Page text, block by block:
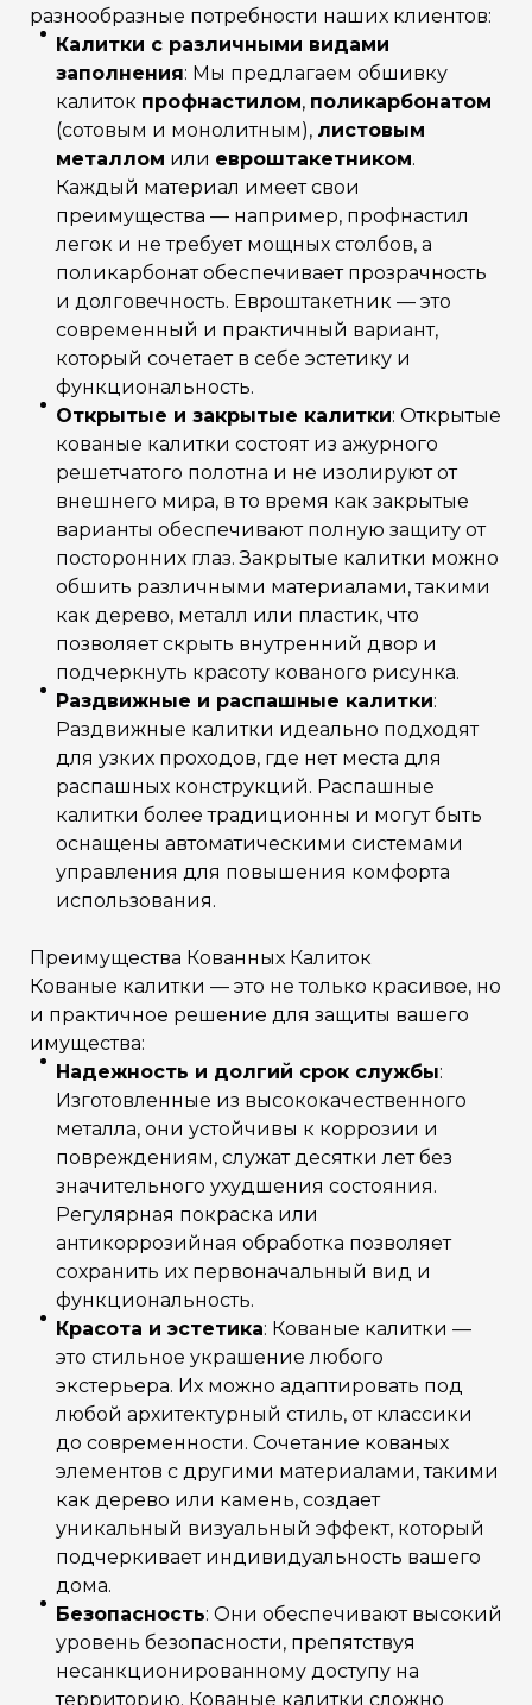
разнообразные потребности наших клиентов:
Калитки с различными видами
заполнения: Мы предлагаем обшивку
калиток профнастилом, поликарбонатом
(сотовым и монолитным), листовым
металлом или евроштакетником.
Каждый материал имеет свои
преимущества — например, профнастил
легок и не требует мощных столбов, а
поликарбонат обеспечивает прозрачность
и долговечность. Евроштакетник — это
современный и практичный вариант,
который сочетает в себе эстетику и
функциональность.
Открытые и закрытые калитки: Открытые
кованые калитки состоят из ажурного
решетчатого полотна и не изолируют от
внешнего мира, в то время как закрытые
варианты обеспечивают полную защиту от
посторонних глаз. Закрытые калитки можно
обшить различными материалами, такими
как дерево, металл или пластик, что
позволяет скрыть внутренний двор и
подчеркнуть красоту кованого рисунка.
Раздвижные и распашные калитки:
Раздвижные калитки идеально подходят
для узких проходов, где нет места для
распашных конструкций. Распашные
калитки более традиционны и могут быть
оснащены автоматическими системами
управления для повышения комфорта
использования.
Преимущества Кованных Калиток
Кованые калитки — это не только красивое, но
и практичное решение для защиты вашего
имущества:
Надежность и долгий срок службы:
Изготовленные из высококачественного
металла, они устойчивы к коррозии и
повреждениям, служат десятки лет без
значительного ухудшения состояния.
Регулярная покраска или
антикоррозийная обработка позволяет
сохранить их первоначальный вид и
функциональность.
Красота и эстетика: Кованые калитки —
это стильное украшение любого
экстерьера. Их можно адаптировать под
любой архитектурный стиль, от классики
до современности. Сочетание кованых
элементов с другими материалами, такими
как дерево или камень, создает
уникальный визуальный эффект, который
подчеркивает индивидуальность вашего
дома.
Безопасность: Они обеспечивают высокий
уровень безопасности, препятствуя
несанкционированному доступу на
территорию. Кованые калитки сложно